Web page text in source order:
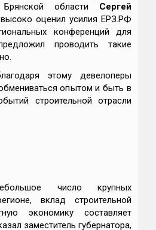
Брянской области Сергей
оценил усилия ЕРЗ.РФ
конференций для
проводить такие
этому девелоперы
опытом и быть в
строительной отрасли
число крупных
вклад строительной
экономику составляет
заместитель губернатора,